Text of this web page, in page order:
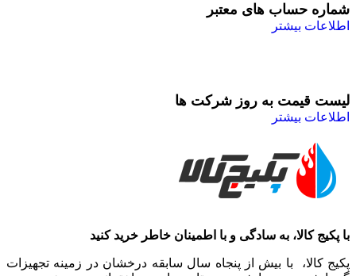
شماره حساب های معتبر
اطلاعات بیشتر
لیست قیمت به روز شرکت ها
اطلاعات بیشتر
با پکیج کالا، به سادگی و با اطمینان خاطر خرید کنید
پکیج کالا، با بیش از پنجاه سال سابقه درخشان در زمینه تجهیزات